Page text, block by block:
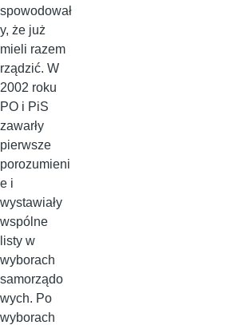
spowodował
y, że już
mieli razem
rządzić. W
2002 roku
PO i PiS
zawarły
pierwsze
porozumieni
e i
wystawiały
wspólne
listy w
wyborach
samorządo
wych. Po
wyborach